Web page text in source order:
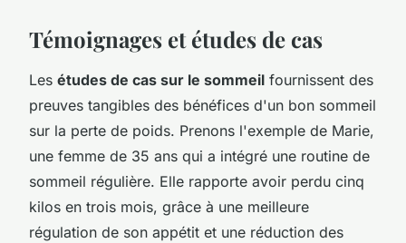
Témoignages et études de cas
Les études de cas sur le sommeil fournissent des
preuves tangibles des bénéfices d'un bon sommeil
sur la perte de poids. Prenons l'exemple de Marie,
une femme de 35 ans qui a intégré une routine de
sommeil régulière. Elle rapporte avoir perdu cinq
kilos en trois mois, grâce à une meilleure
régulation de son appétit et une réduction des